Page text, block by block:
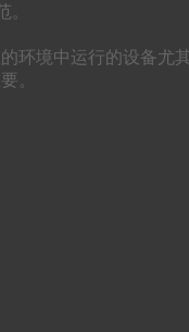
。
环境中运行的设备尤
。